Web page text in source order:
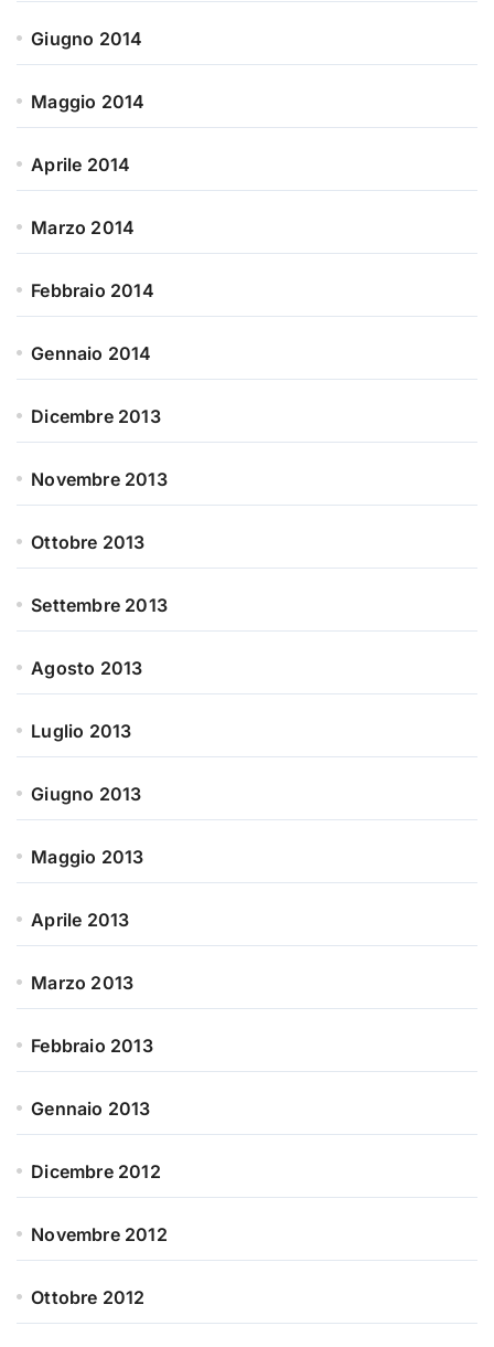
Giugno 2014
Maggio 2014
Aprile 2014
Marzo 2014
Febbraio 2014
Gennaio 2014
Dicembre 2013
Novembre 2013
Ottobre 2013
Settembre 2013
Agosto 2013
Luglio 2013
Giugno 2013
Maggio 2013
Aprile 2013
Marzo 2013
Febbraio 2013
Gennaio 2013
Dicembre 2012
Novembre 2012
Ottobre 2012